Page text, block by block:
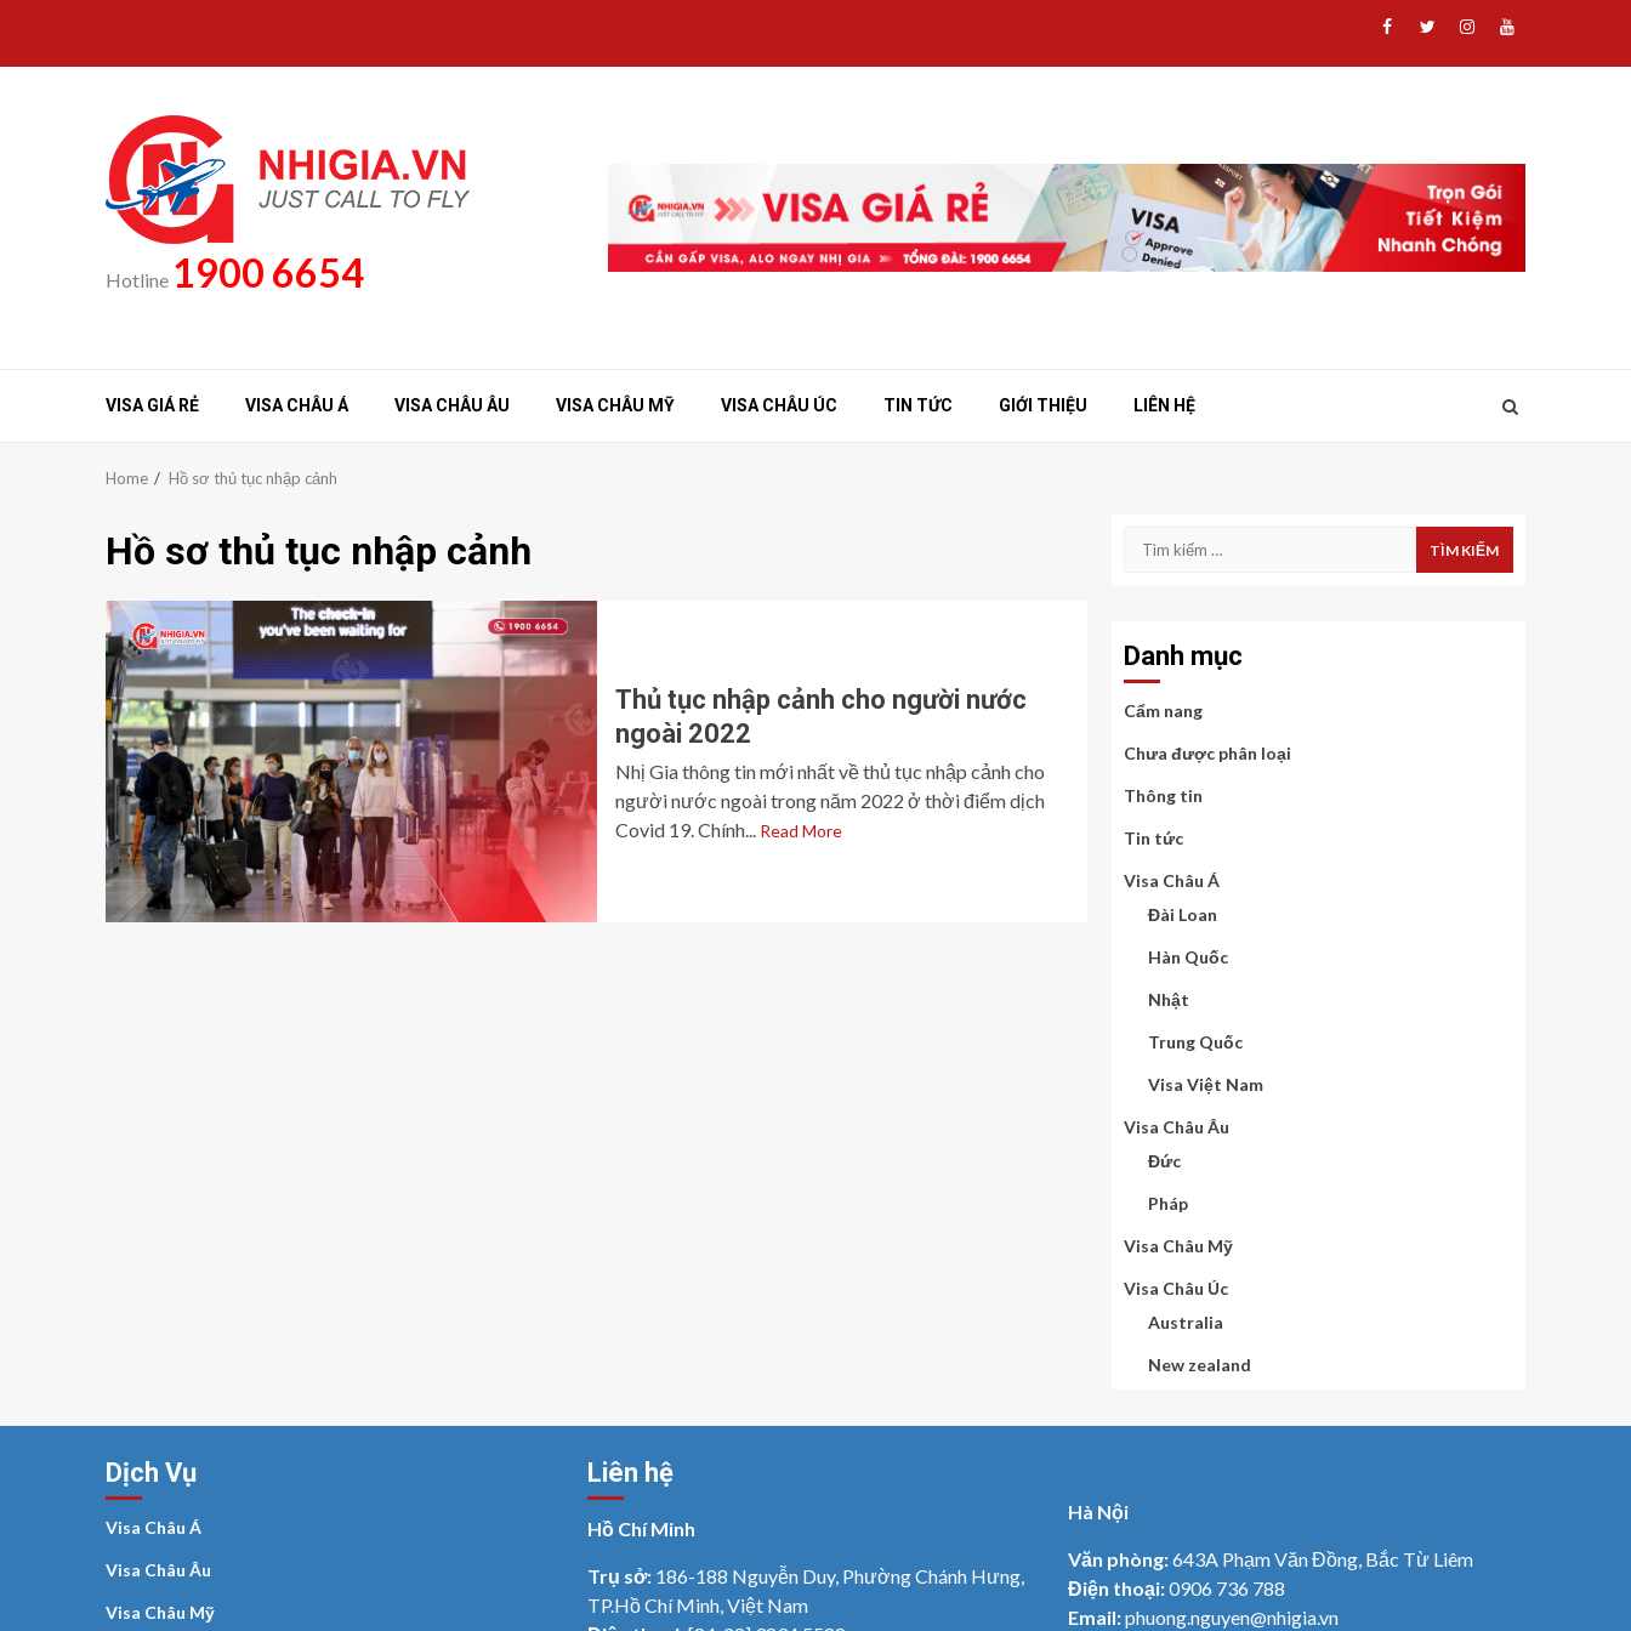
content
Facebook
TwitterInstagram
Youtube
Hotline 1900 6654
VISA GIÁ RẺ VISA CHÂU Á VISA CHÂU ÂU VISA CHÂU MỸ VISA CHÂU ÚC TIN TỨC GIỚI THIỆU LIÊN HỆ
Home Hồ sơ thủ tục nhập cảnh
Hồ sơ thủ tục nhập cảnh
Thủ tục nhập cảnh cho người nước
ngoài 2022
Nhị Gia thông tin mới nhất về thủ tục nhập cảnh cho
người nước ngoài trong năm 2022 ở thời điểm dịch
Covid 19. Chính...
Read More
Tìm
Danh mục
Cẩm nang
Chưa được phân loại
Thông tin
Tin tức
Visa Châu Á
Đài Loan
Hàn Quốc
Nhật
Trung Quốc
Visa Việt Nam
Visa Châu Âu
Đức
Pháp
Visa Châu Mỹ
Visa Châu Úc
Australia
New zealand
Dịch Vụ
Visa Châu Á
Visa Châu Âu
Visa Châu Mỹ
Liên hệ
Hồ Chí Minh
Trụ sở: 186-188 Nguyễn Duy, Phường Chánh Hưng,
TP.Hồ Chí Minh, Việt Nam
Hà Nội
Văn phòng:643A Phạm Văn Đồng, Bắc Từ Liêm
Điện thoại:0906 736 788
Email:phuong.nguyen@nhigia.vn